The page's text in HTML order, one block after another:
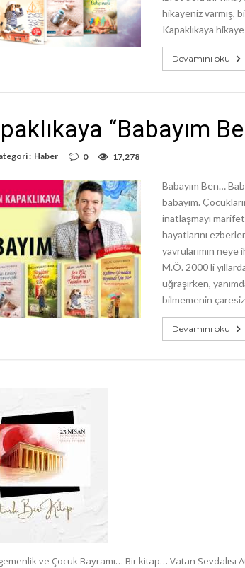
hikayeniz varmış,
Kapaklıkaya
Devamını oku
“Babayım
: Haber 0 17,278
Babayım Ben…
babayım.
inatlaşmayı
hayatlarını
yavrularımın
M.Ö. 2000 li
uğraşırken,
bilmemenin
Devamını oku
ve Çocuk Bayramı… Bir kitap… Vatan Sevdalısı